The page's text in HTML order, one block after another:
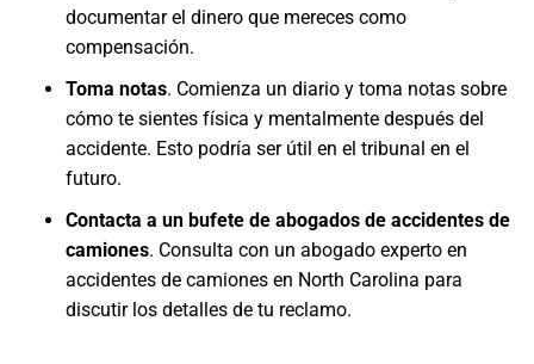
documentar el dinero que mereces como
compensación.
Toma notas. Comienza un diario y toma notas sobre
cómo te sientes física y mentalmente después del
accidente. Esto podría ser útil en el tribunal en el
futuro.
Contacta a un bufete de abogados de accidentes de
camiones. Consulta con un abogado experto en
accidentes de camiones en North Carolina para
discutir los detalles de tu reclamo.